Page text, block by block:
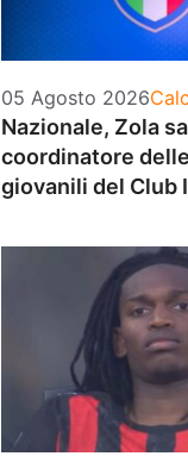
05 Agosto 2026
Nazionale, Zola
coordinatore
giovanili del Club